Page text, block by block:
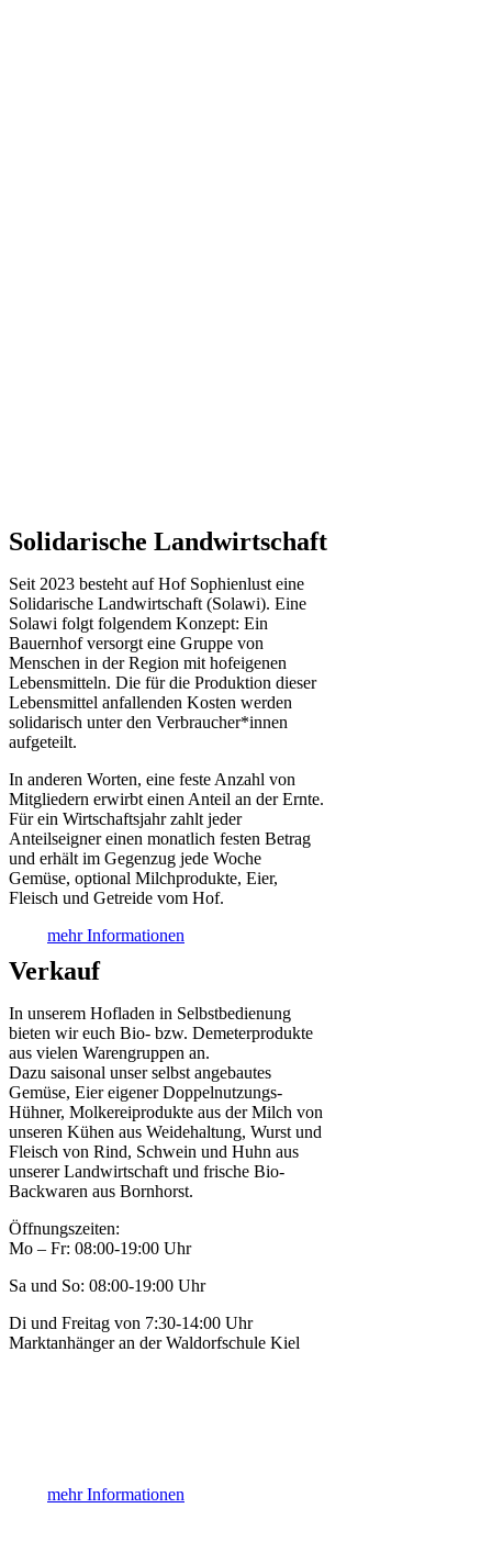
Solidarische Landwirtschaft
Seit 2023 besteht auf Hof Sophienlust eine
Solidarische Landwirtschaft (Solawi). Eine
Solawi folgt folgendem Konzept: Ein
Bauern­hof versorgt eine Gruppe von
Menschen in der Region mit hof­eigenen
Lebens­mitteln. Die für die Produktion dieser
Lebens­mittel anfallenden Kosten werden
solidarisch unter den Verbraucher*­innen
aufgeteilt.
In anderen Worten, eine feste Anzahl von
Mitgliedern erwirbt einen Anteil an der Ernte.
Für ein Wirtschaftsjahr zahlt jeder
Anteilseigner einen monatlich festen Betrag
und erhält im Gegenzug jede Woche
Gemüse, optional Milchprodukte, Eier,
Fleisch und Getreide vom Hof.
mehr Informationen
Verkauf
In unserem Hofladen in Selbstbedienung
bieten wir euch Bio- bzw. Demeterprodukte
aus vielen Warengruppen an.
Dazu saisonal unser selbst angebautes
Gemüse, Eier eigener Doppelnutzungs-
Hühner, Molkereiprodukte aus der Milch von
unseren Kühen aus Weidehaltung, Wurst und
Fleisch von Rind, Schwein und Huhn aus
unserer Landwirtschaft und frische Bio-
Backwaren aus Bornhorst.
Öffnungszeiten:
Mo – Fr: 08:00-19:00 Uhr
Sa und So: 08:00-19:00 Uhr
Di und Freitag von 7:30-14:00 Uhr
Marktanhänger an der Waldorfschule Kiel
mehr Informationen